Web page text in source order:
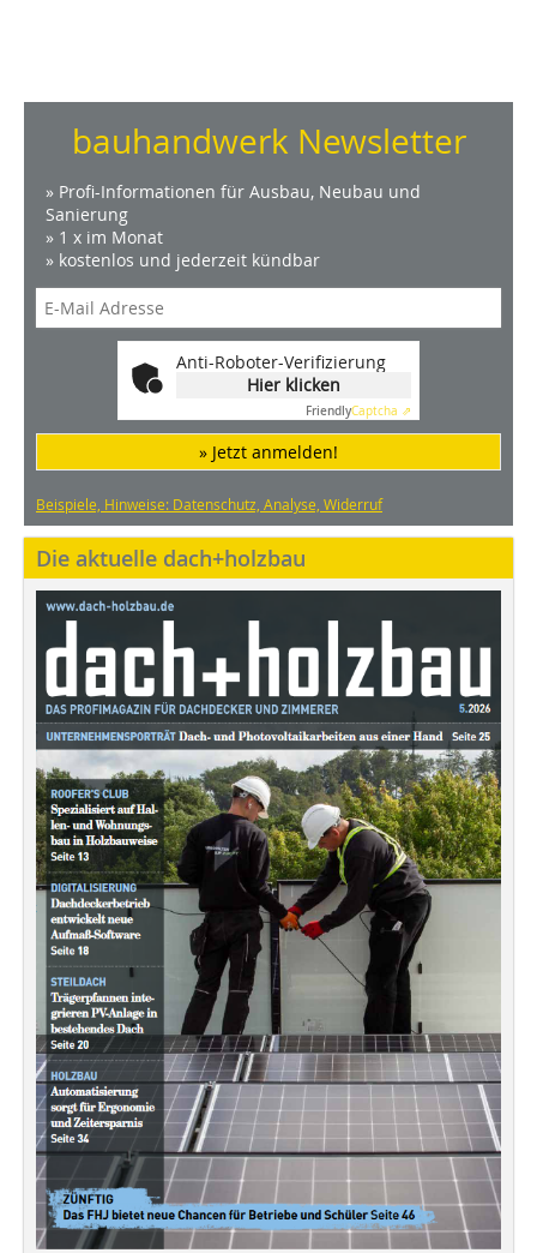
bauhandwerk Newsletter
» Profi-Informationen für Ausbau, Neubau und
Sanierung
» 1 x im Monat
» kostenlos und jederzeit kündbar
Anti-Roboter-Verifizierung
Hier klicken
FriendlyCaptcha ⇗
» Jetzt anmelden!
Beispiele, Hinweise: Datenschutz, Analyse, Widerruf
Die aktuelle dach+holzbau